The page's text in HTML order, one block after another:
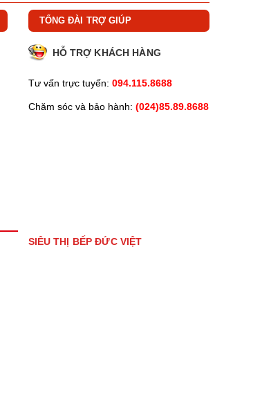
TỔNG ĐÀI TRỢ GIÚP
HỖ TRỢ KHÁCH HÀNG
Tư vấn trực tuyến: 094.115.8688
Chăm sóc và bảo hành: (024)85.89.8688
SIÊU THỊ BẾP ĐỨC VIỆT